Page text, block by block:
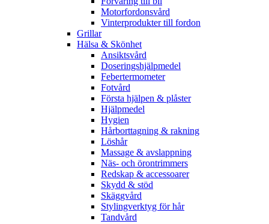
Motorfordonsvård
Vinterprodukter till fordon
Grillar
Hälsa & Skönhet
Ansiktsvård
Doseringshjälpmedel
Febertermometer
Fotvård
Första hjälpen & plåster
Hjälpmedel
Hygien
Hårborttagning & rakning
Löshår
Massage & avslappning
Näs- och örontrimmers
Redskap & accessoarer
Skydd & stöd
Skäggvård
Stylingverktyg för hår
Tandvård